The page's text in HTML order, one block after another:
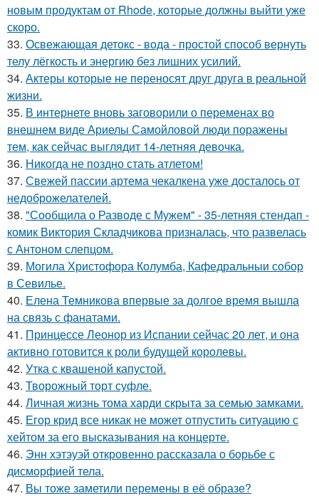
новым продуктам от Rhode, которые должны выйти уже
скоро.
33. Освежающая детокс - вода - простой способ вернуть
телу лёгкость и энергию без лишних усилий.
34. Актеры которые не переносят друг друга в реальной
жизни.
35. В интернете вновь заговорили о переменах во
внешнем виде Ариелы Самойловой люди поражены
тем, как сейчас выглядит 14-летняя девочка.
36. Никогда не поздно стать атлетом!
37. Свежей пассии артема чекалкена уже досталось от
недоброжелателей.
38. "Сообщила о Разводе с Мужем" - 35-летняя стендап -
комик Виктория Складчикова призналась, что развелась
с Антоном слепцом.
39. Могила Христофора Колумба, Кафедральныи собор
в Севилье.
40. Елена Темникова впервые за долгое время вышла
на связь с фанатами.
41. Принцессе Леонор из Испании сейчас 20 лет, и она
активно готовится к роли будущей королевы.
42. Утка с квашеной капустой.
43. Творожный торт суфле.
44. Личная жизнь тома харди скрыта за семью замками.
45. Егор крид все никак не может отпустить ситуацию с
хейтом за его высказывания на концерте.
46. Энн хэтэуэй откровенно рассказала о борьбе с
дисморфией тела.
47. Вы тоже заметили перемены в её образе?